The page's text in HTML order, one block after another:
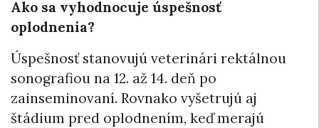
Ako sa vyhodnocuje úspešnosť
oplodnenia?
Úspešnosť stanovujú veterinári rektálnou
sonografiou na 12. až 14. deň po
zainseminovaní. Rovnako vyšetrujú aj
štádium pred oplodnením, keď merajú